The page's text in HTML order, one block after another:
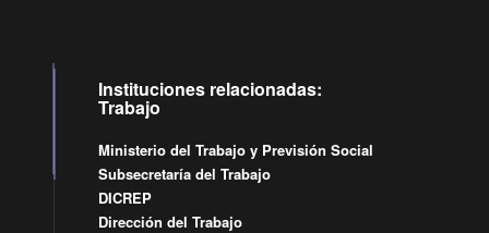
Instituciones relacionadas:
Trabajo
Ministerio del Trabajo y Previsión Social
Subsecretaría del Trabajo
DICREP
Dirección del Trabajo